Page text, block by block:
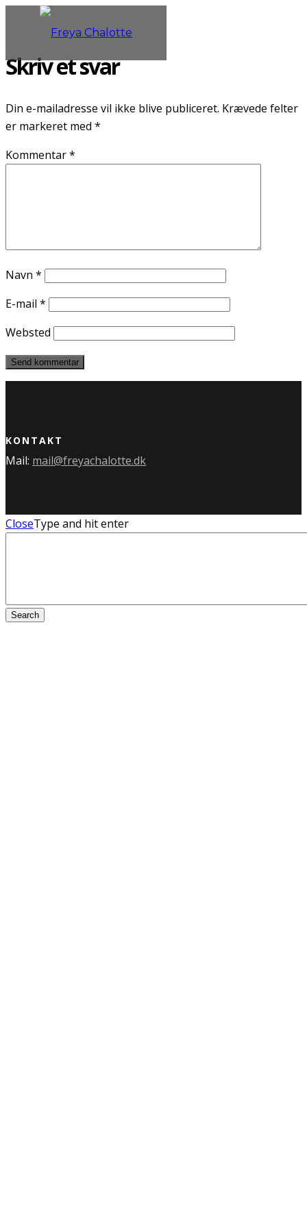
Skriv et svar
Din e-mailadresse vil ikke blive publiceret. Krævede felter
er markeret med *
Kommentar*
Navn *
E-mail *
Websted
KONTAKT
Mail: mail@freyachalotte.dk
CloseType and hit enter